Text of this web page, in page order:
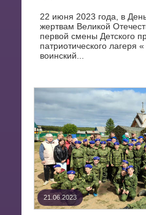
22 июня 2023 года, в
жертвам Великой
первой смены Детского
патриотического лагеря
воинский...
21.06.2023